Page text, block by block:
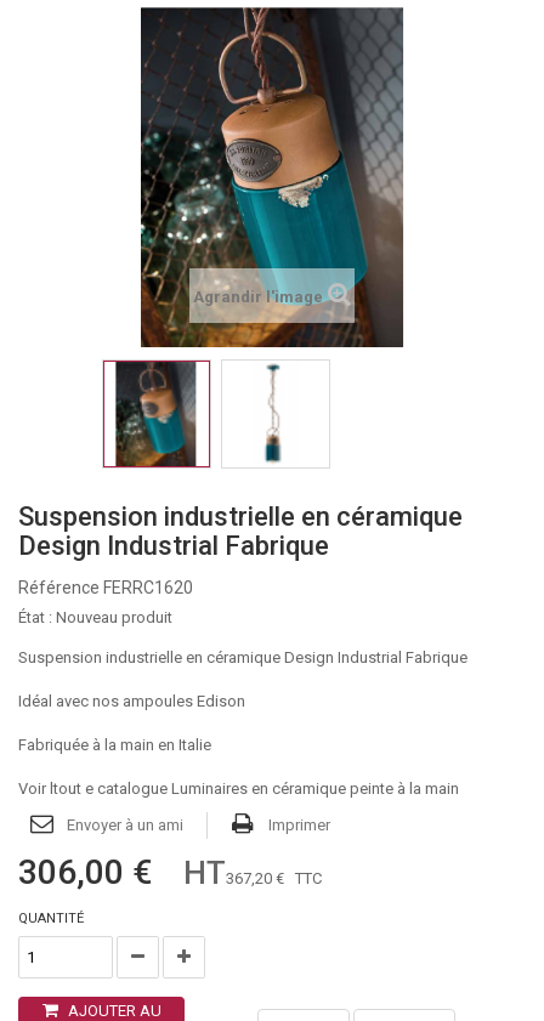
Agrandir l'image
Suspension industrielle en céramique
Design Industrial Fabrique
Référence FERRC1620
État : Nouveau produit
Suspension industrielle en céramique Design Industrial Fabrique
Idéal avec nos ampoules Edison
Fabriquée à la main en Italie
Voir ltout e catalogue Luminaires en céramique peinte à la main
Envoyer à un ami
Imprimer
306,00 € HT367,20 € TTC
QUANTITÉ
AJOUTER AU